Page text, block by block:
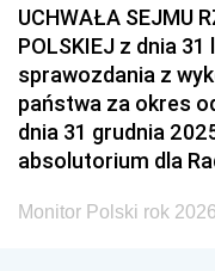
UCHWAŁA SEJMU
POLSKIEJ z dnia
sprawozdania z
państwa za okres
dnia 31 grudnia
absolutorium dla
Monitor Polski rok